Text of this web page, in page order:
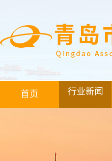
首页 行业新闻